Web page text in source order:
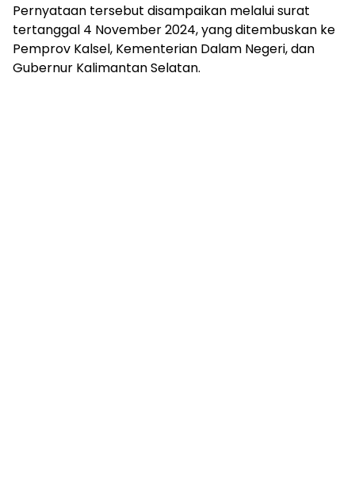
Pernyataan tersebut disampaikan melalui surat
tertanggal 4 November 2024, yang ditembuskan ke
Pemprov Kalsel, Kementerian Dalam Negeri, dan
Gubernur Kalimantan Selatan.